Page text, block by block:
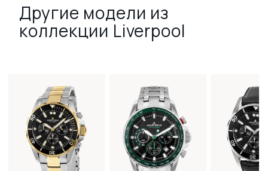
Другие модели из
коллекции Liverpool